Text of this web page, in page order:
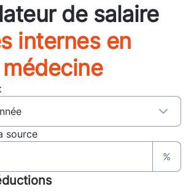
de salaire
internes en
médecine
source
%